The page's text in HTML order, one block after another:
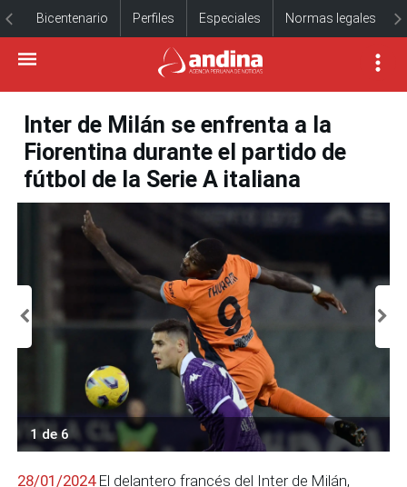
Bicentenario Perfiles Especiales Normas legales
Inter de Milán se enfrenta a la
Fiorentina durante el partido de
fútbol de la Serie A italiana
1 de 6
28/01/2024El delantero francés del Inter de Milán,